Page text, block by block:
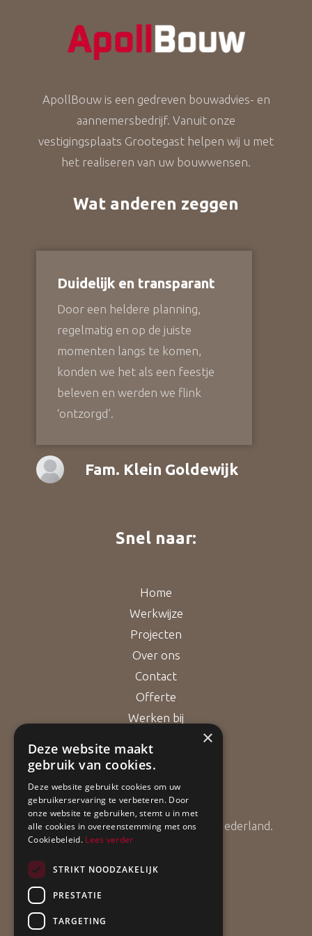
ApollBouw is een gedreven bouwadvies- en
aannemersbedrijf. Vanuit onze
vestigingsplaats Grootegast helpen wij u met
het realiseren van uw bouwwensen.
Wat anderen zeggen
Duidelijk en transparant
Door een heldere planning,
regelmatig en op de juiste
momenten langs te komen,
konden we het als een feestje
beleven en werden we flink
‘ontzorgd’.
Fam. Klein Goldewijk
Snel naar:
Home
Werkwijze
Projecten
Over ons
Contact
Offerte
Werken bij
Bouwgarant
ApollBouw is lid van Bouwgarant Nederland.
×
Deze website maakt
gebruik van cookies.
Deze website gebruikt cookies om uw
gebruikerservaring te verbeteren. Door
onze website te gebruiken, stemt u in met
alle cookies in overeenstemming met ons
Cookiebeleid. Lees verder
STRIKT NOODZAKELIJK
PRESTATIE
TARGETING